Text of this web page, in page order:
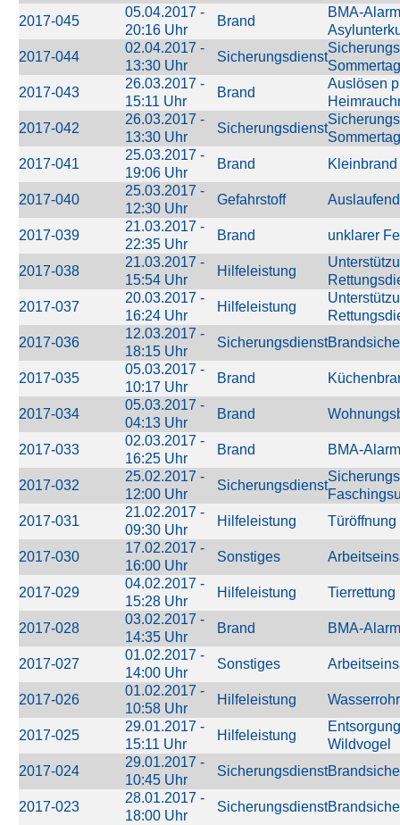
2017-045
05.04.2017 -
20:16 Uhr
Brand
BMA-
2017-044
02.04.2017 -
13:30 Uhr
Sicherungsdienst
2017-043
26.03.2017 -
15:11 Uhr
Brand
Auslösen
2017-042
26.03.2017 -
13:30 Uhr
Sicherungsdienst
2017-041
25.03.2017 -
19:06 Uhr
Brand Kleinbrand
2017-040
25.03.2017 -
12:30 Uhr
Gefahrstoff
2017-039
21.03.2017 -
22:35 Uhr
Brand unklarer
2017-038
21.03.2017 -
15:54 Uhr
Hilfeleistung
2017-037
20.03.2017 -
16:24 Uhr
Hilfeleistung
2017-036
12.03.2017 -
18:15 Uhr
Sicherungsdienst
2017-035
05.03.2017 -
10:17 Uhr
Brand
2017-034
05.03.2017 -
04:13 Uhr
Brand
2017-033
02.03.2017 -
16:25 Uhr
Brand BMA-
2017-032
25.02.2017 -
12:00 Uhr
Sicherungsdienst
2017-031
21.02.2017 -
09:30 Uhr
Hilfeleistung Türöffnung
2017-030
17.02.2017 -
16:00 Uhr
Sonstiges
2017-029
04.02.2017 -
15:28 Uhr
Hilfeleistung Tierrettung
2017-028
03.02.2017 -
14:35 Uhr
Brand BMA-
2017-027
01.02.2017 -
14:00 Uhr
Sonstiges
2017-026
01.02.2017 -
10:58 Uhr
Hilfeleistung
2017-025
29.01.2017 -
15:11 Uhr
Hilfeleistung
Wildvogel
2017-024
29.01.2017 -
10:45 Uhr
Sicherungsdienst
2017-023
28.01.2017 -
18:00 Uhr
Sicherungsdienst